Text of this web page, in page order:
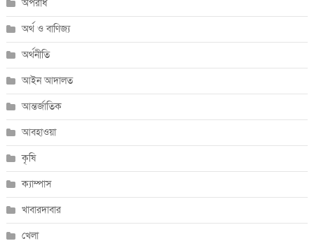
অপরাধ
অর্থ ও বাণিজ্য
অর্থনীতি
আইন আদালত
আন্তর্জাতিক
আবহাওয়া
কৃষি
ক্যাম্পাস
খাবারদাবার
খেলা